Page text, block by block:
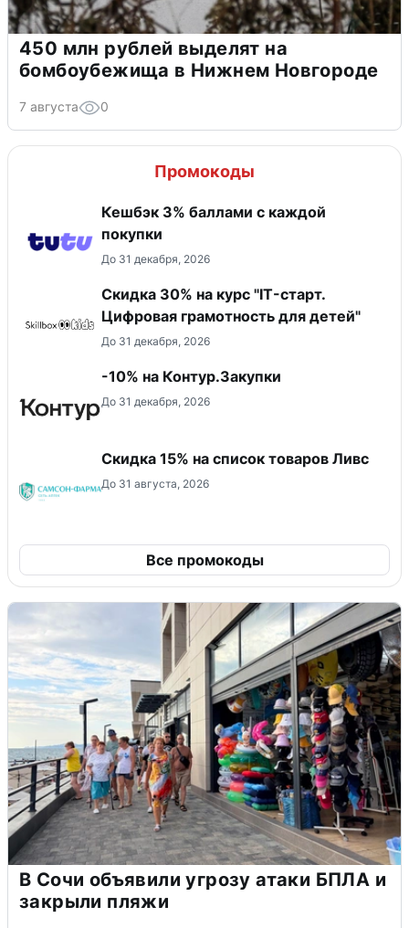
450 млн рублей выделят на
бомбоубежища в Нижнем Новгороде
7 августа 0
Промокоды
Кешбэк 3% баллами с каждой
покупки
До 31 декабря, 2026
Скидка 30% на курс "IT-старт.
Цифровая грамотность для детей"
До 31 декабря, 2026
-10% на Контур.Закупки
До 31 декабря, 2026
Скидка 15% на список товаров Ливс
До 31 августа, 2026
Все промокоды
В Сочи объявили угрозу атаки БПЛА и
закрыли пляжи